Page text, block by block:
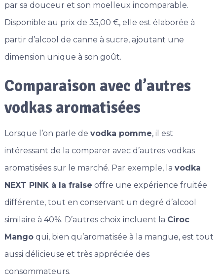
par sa douceur et son moelleux incomparable.
Disponible au prix de 35,00 €, elle est élaborée à
partir d’alcool de canne à sucre, ajoutant une
dimension unique à son goût.
Comparaison avec d’autres
vodkas aromatisées
Lorsque l’on parle de vodka pomme, il est
intéressant de la comparer avec d’autres vodkas
aromatisées sur le marché. Par exemple, la vodka
NEXT PINK à la fraise offre une expérience fruitée
différente, tout en conservant un degré d’alcool
similaire à 40%. D’autres choix incluent la Ciroc
Mangoqui, bien qu’aromatisée à la mangue, est tout
aussi délicieuse et très appréciée des
consommateurs.